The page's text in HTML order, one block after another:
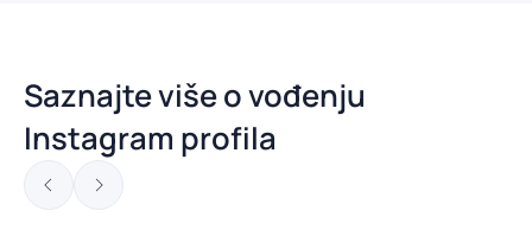
Saznajte više o vođenju
Instagram profila